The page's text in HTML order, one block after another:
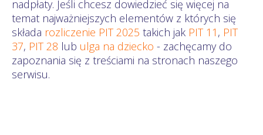
nadpłaty. Jeśli chcesz dowiedzieć się więcej na
temat najważniejszych elementów z których się
składa rozliczenie PIT 2025 takich jak PIT 11 , PIT
37, PIT 28 lub ulga na dziecko - zachęcamy do
zapoznania się z treściami na stronach naszego
serwisu.